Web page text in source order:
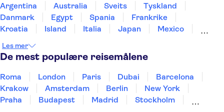
Argentina Australia Sveits
Tyskland
Danmark
Egypt Spania
Frankrike
Kroatia
Island Italia Japan
Mexico
Sverige
Thailand Tyrkia
Les mer
De mest populære reisemålene
Roma London Paris Dubai
Barcelona
Krakow
Amsterdam Berlin
New York
Praha
Budapest Madrid
Stockholm